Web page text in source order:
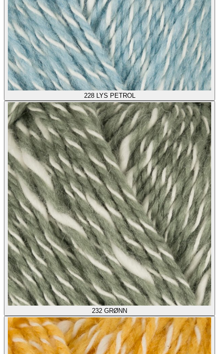
228 LYS PETROL
232 GRØNN